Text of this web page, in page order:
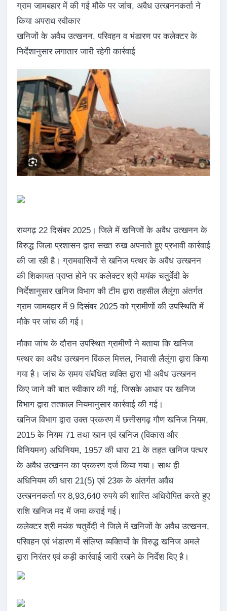
ग्राम जामबहार में की गई मौके पर जांच, अवैध उत्खननकर्ता ने
किया अपराध स्वीकार
खनिजों के अवैध उत्खनन, परिवहन व भंडारण पर कलेक्टर के
निर्देशानुसार लगातार जारी रहेगी कार्रवाई
रायगढ़ 22 दिसंबर 2025। जिले में खनिजों के अवैध उत्खनन के
विरुद्ध जिला प्रशासन द्वारा सख्त रुख अपनाते हुए प्रभावी कार्रवाई
की जा रही है। ग्रामवासियों से खनिज पत्थर के अवैध उत्खनन
की शिकायत प्राप्त होने पर कलेक्टर श्री मयंक चतुर्वेदी के
निर्देशानुसार खनिज विभाग की टीम द्वारा तहसील लैलूंगा अंतर्गत
ग्राम जामबहार में 9 दिसंबर 2025 को ग्रामीणों की उपस्थिति में
मौके पर जांच की गई।
मौका जांच के दौरान उपस्थित ग्रामीणों ने बताया कि खनिज
पत्थर का अवैध उत्खनन विंकल मित्तल, निवासी लैलूंगा द्वारा किया
गया है। जांच के समय संबंधित व्यक्ति द्वारा भी अवैध उत्खनन
किए जाने की बात स्वीकार की गई, जिसके आधार पर खनिज
विभाग द्वारा तत्काल नियमानुसार कार्रवाई की गई।
खनिज विभाग द्वारा उक्त प्रकरण में छत्तीसगढ़ गौण खनिज नियम,
2015 के नियम 71 तथा खान एवं खनिज (विकास और
विनियमन) अधिनियम, 1957 की धारा 21 के तहत खनिज पत्थर
के अवैध उत्खनन का प्रकरण दर्ज किया गया। साथ ही
अधिनियम की धारा 21(5) एवं 23क के अंतर्गत अवैध
उत्खननकर्ता पर 8,93,640 रुपये की शास्ति अधिरोपित करते हुए
राशि खनिज मद में जमा कराई गई।
कलेक्टर श्री मयंक चतुर्वेदी ने जिले में खनिजों के अवैध उत्खनन,
परिवहन एवं भंडारण में संलिप्त व्यक्तियों के विरुद्ध खनिज अमले
द्वारा निरंतर एवं कड़ी कार्रवाई जारी रखने के निर्देश दिए है।